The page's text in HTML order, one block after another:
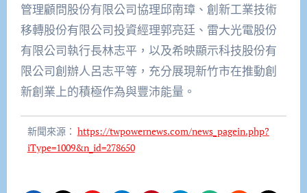
管理顧問股份有限公司協理邱南璋、創新工業技術
移轉股份有限公司投資經理郭亮廷、雷大光電股份
有限公司執行長林志平，以及希映顯示科技股份有
限公司創辦人呂志平等，充分展現新竹市在推動創
新創業上的積極作為與豐沛能量。
新聞來源： https://twpowernews.com/news_pagein.php?
iType=1009&n_id=278650